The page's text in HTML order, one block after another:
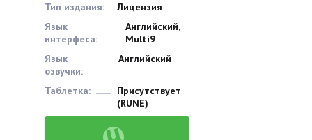
Тип издания:
Лицензия
Язык
интерфеса:
Английский,
Multi9
Язык
озвучки:
Английский
Таблетка:
Присутствует
(RUNE)